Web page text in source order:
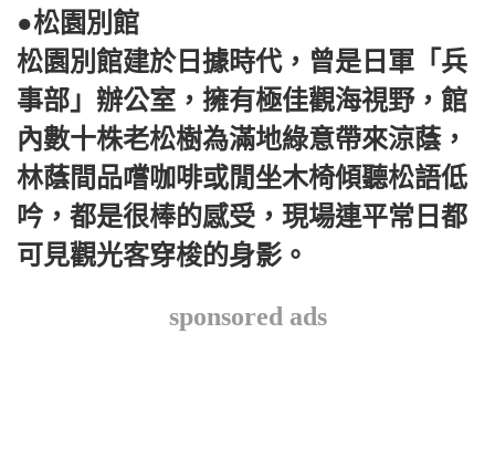
●松園別館
松園別館建於日據時代，曾是日軍「兵
事部」辦公室，擁有極佳觀海視野，館
內數十株老松樹為滿地綠意帶來涼蔭，
林蔭間品嚐咖啡或閒坐木椅傾聽松語低
吟，都是很棒的感受，現場連平常日都
可見觀光客穿梭的身影。
sponsored ads